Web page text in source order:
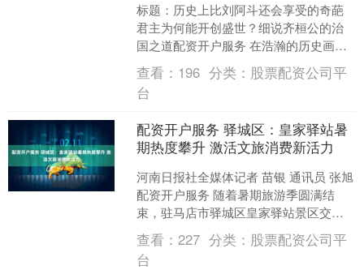
标题：历史上比刘阿斗还会享受的奇葩
君主为何能开创盛世？细说齐桓公的治
国之道配资开户服务 在浩瀚的历史画卷
中，总有一些特立独行的统治者以其矛
盾的形象引发后人深思。....
查看： 196 分类： 股票配资公司平
台
配资开户服务 驿城区：皇家驿站暑
期热度攀升 激活文旅消费新活力
河南日报社全媒体记者 苗银 通讯员 张旭
配资开户服务 随着暑期旅游季圆满结
束，驻马店市驿城区皇家驿站景区交出
了一份亮眼的成绩单。7月1日至8月31
日，景区累计接....
查看：227 分类： 股票配资公司平
台